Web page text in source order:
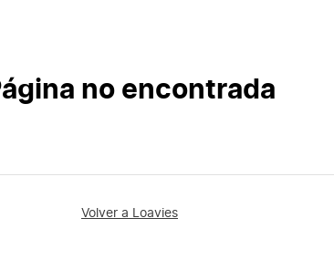
no encontrada
Volver a Loavies